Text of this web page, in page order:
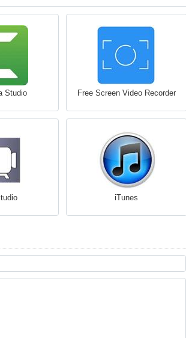
Studio Free Screen Video Recorder
iTunes